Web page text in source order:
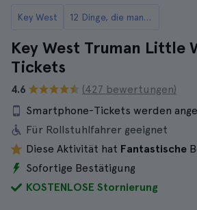
Key West 12 Dinge, die man in Key West tun kann
Key West Truman Little
Tickets
4.6
(427 bewertungen)
Smartphone-Tickets werden
Für Rollstuhlfahrer geeignet
Diese Aktivität hat Fantastische
Sofortige Bestätigung
KOSTENLOSE Stornierung